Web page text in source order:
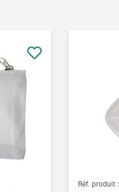
Réf. produit :